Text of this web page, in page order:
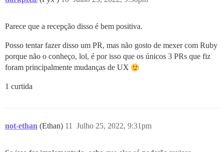
Parece que a recepção disso é bem positiva.
Posso tentar fazer disso um PR, mas não gosto de mexer com Ruby
porque não o conheço, lol, é por isso que os únicos 3 PRs que fiz
foram principalmente mudanças de UX
1 curtida
not-ethan (Ethan) Julho 25, 2022, 9:31pm
11